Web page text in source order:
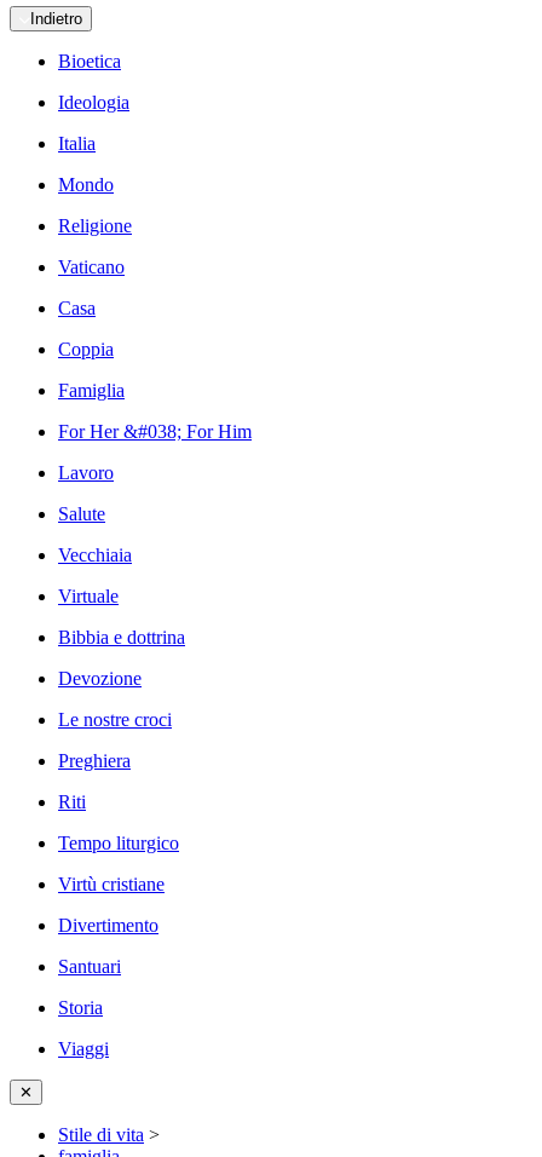
Indietro
Bioetica
Ideologia
Italia
Mondo
Religione
Vaticano
Casa
Coppia
Famiglia
For Her &#038; For Him
Lavoro
Salute
Vecchiaia
Virtuale
Bibbia e dottrina
Devozione
Le nostre croci
Preghiera
Riti
Tempo liturgico
Virtù cristiane
Divertimento
Santuari
Storia
Viaggi
✕
Stile di vita >